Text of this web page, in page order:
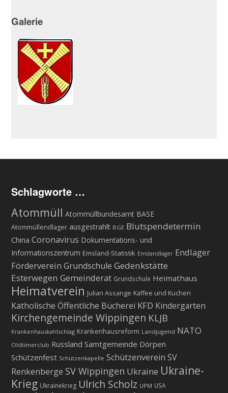
Galerie
Schlagworte …
Atommüll Atommüllbundesamt BASE
Atommüllendlager ausgestrahlt BGE Blutspendetermin
China Coronavirus Dokumentations- und
Informationszentrum Emsland-Statistik Emslandlager Endlager
Förderverein Grundschule Gedenkstätte
Esterwegen Gemeinderat Grundschule Heimathaus
Heimatverein Julian Assange Kaffee und Kuchen
Katholische Öffentliche Bücherei KFD Kindergarten
Kirchengemeinde Wippingen KLJB
Krankenhauskahlschlag Krankenhausreform Landjugend NATO
Oldtimerclub Russland Samtgemeinde Dörpen
Schützenfest Schützenkapelle Schützenverein SV
Renkenberge SV Wippingen Ukraine Ukraine-
Krieg Ukrainekrieg Ulrich Scholz UPM USA